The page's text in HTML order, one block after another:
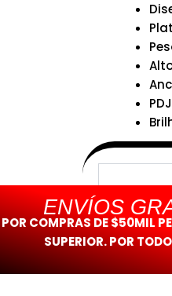
ENVÍOS
POR COMPRAS DE $50MIL
SUPERIOR. POR